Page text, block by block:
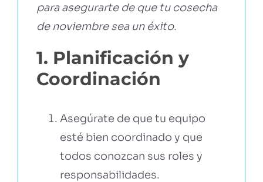
para asegurarte de que tu cosecha
de noviembre sea un éxito.
1. Planificación y
Coordinación
Asegúrate de que tu equipo
esté bien coordinado y que
todos conozcan sus roles y
responsabilidades.